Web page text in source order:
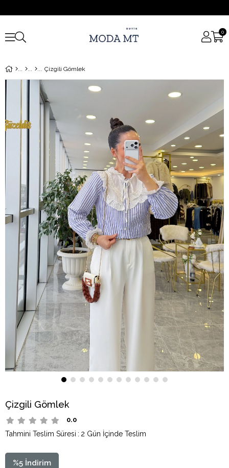
0
Çizgili Gömlek
Çizgili Gömlek
0.0
Tahmini Teslim Süresi : 2 Gün İçinde Teslim
%5 İndirim